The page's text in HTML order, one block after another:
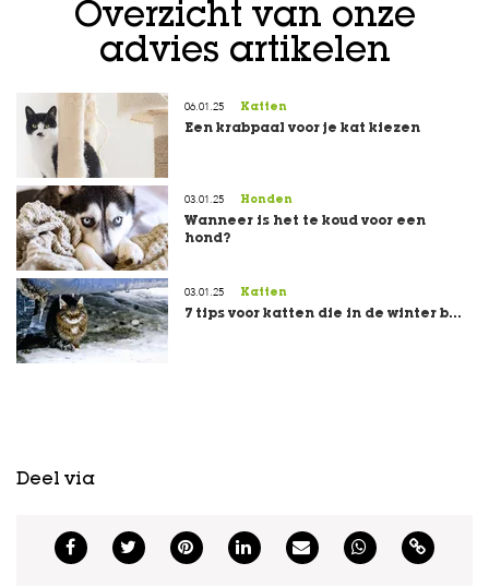
Overzicht van onze
advies artikelen
06.01.25 Katten
Een krabpaal voor je kat kiezen
03.01.25 Honden
Wanneer is het te koud voor een
hond?
03.01.25 Katten
7 tips voor katten die in de winter b...
Deel via